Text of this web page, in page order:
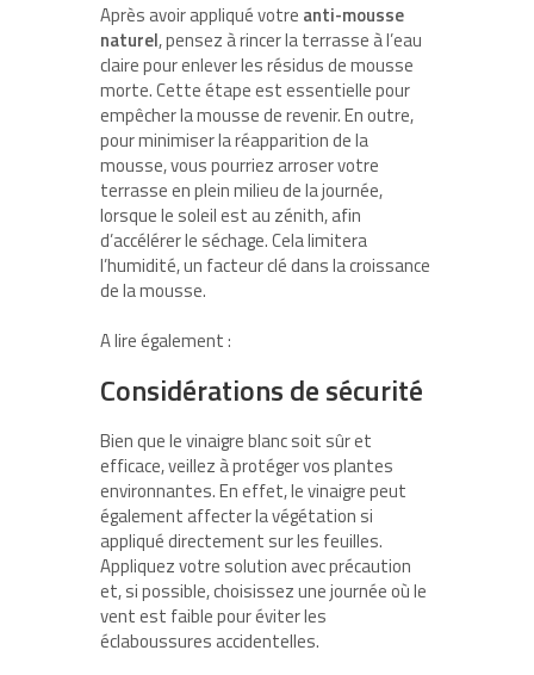
Après avoir appliqué votre anti-mousse
naturel, pensez à rincer la terrasse à l’eau
claire pour enlever les résidus de mousse
morte. Cette étape est essentielle pour
empêcher la mousse de revenir. En outre,
pour minimiser la réapparition de la
mousse, vous pourriez arroser votre
terrasse en plein milieu de la journée,
lorsque le soleil est au zénith, afin
d’accélérer le séchage. Cela limitera
l’humidité, un facteur clé dans la croissance
de la mousse.
A lire également :
Considérations de sécurité
Bien que le vinaigre blanc soit sûr et
efficace, veillez à protéger vos plantes
environnantes. En effet, le vinaigre peut
également affecter la végétation si
appliqué directement sur les feuilles.
Appliquez votre solution avec précaution
et, si possible, choisissez une journée où le
vent est faible pour éviter les
éclaboussures accidentelles.